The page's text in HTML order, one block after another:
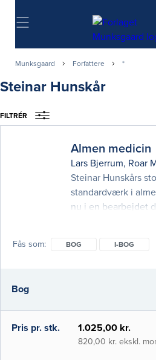
Søg
Munksgaard Forfattere *
Steinar Hunskår
FILTRÉR
Almen medicin
Lars Bjerrum, Roar
Steinar Hunskårs
standardværk i
nu i en bearbejdet
organisering samt
tre primære
Fås som BOG I-BOG
Bog
i-bog
Pris pr. stk. 1.025,00 kr.
820,00 kr. ekskl.